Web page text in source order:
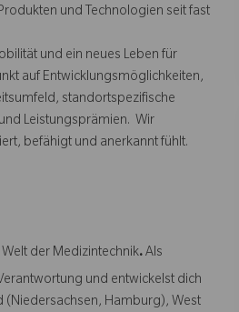
und Technologien seit fast
und ein neues Leben für
auf Entwicklungsmöglichkeiten,
standortspezifische
Leistungsprämien. Wir
befähigt und anerkannt fühlt.
der Medizintechnik.Als
und entwickelst dich
(Niedersachsen, Hamburg), West